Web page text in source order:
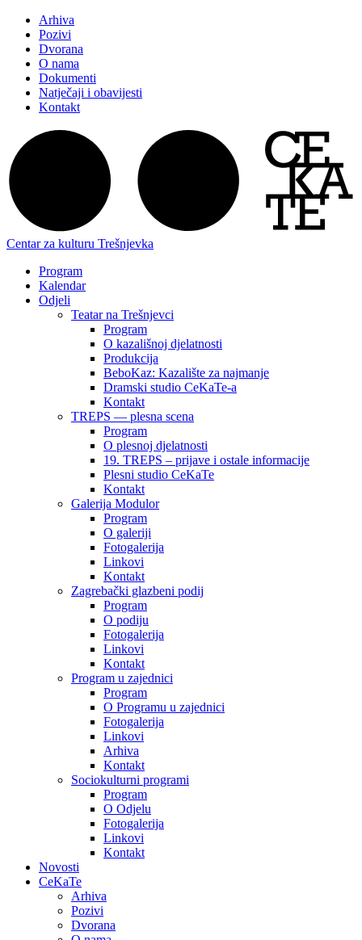
Arhiva
Pozivi
Dvorana
O nama
Dokumenti
Natječaji i obavijesti
Kontakt
Centar za kulturu Trešnjevka
Program
Kalendar
Odjeli
Teatar na Trešnjevci
Program
O kazališnoj djelatnosti
Produkcija
BeboKaz: Kazalište za najmanje
Dramski studio CeKaTe-a
Kontakt
TREPS — plesna scena
Program
O plesnoj djelatnosti
19. TREPS – prijave i ostale informacije
Plesni studio CeKaTe
Kontakt
Galerija Modulor
Program
O galeriji
Fotogalerija
Linkovi
Kontakt
Zagrebački glazbeni podij
Program
O podiju
Fotogalerija
Linkovi
Kontakt
Program u zajednici
Program
O Programu u zajednici
Fotogalerija
Linkovi
Arhiva
Kontakt
Sociokulturni programi
Program
O Odjelu
Fotogalerija
Linkovi
Kontakt
Novosti
CeKaTe
Arhiva
Pozivi
Dvorana